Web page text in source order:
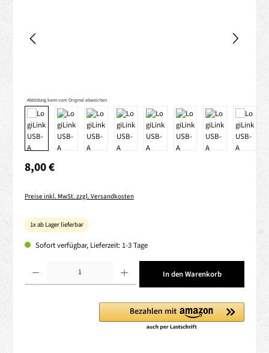
Abbildung kann vom Original abweichen
Regulärer Preis:
8,00 €
Preise inkl. MwSt. zzgl. Versandkosten
1x ab Lager lieferbar
Sofort verfügbar, Lieferzeit: 1-3 Tage
In den Warenkorb